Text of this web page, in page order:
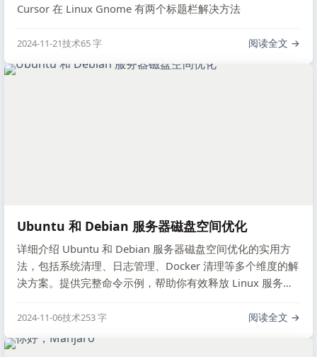
Cursor 在 Linux Gnome 有两个标题栏解决方法
2024-11-21技术65 字 阅读全文
Ubuntu 和 Debian 服务器磁盘空间优化
详细介绍 Ubuntu 和 Debian 服务器磁盘空间优化的实用方
法，包括系统清理、日志管理、Docker 清理等多个维度的解
决方案。提供完整命令示例，帮助你有效释放 Linux 服务器
2024-11-06技术253 字 阅读全文